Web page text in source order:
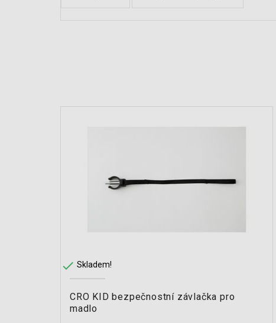
 Skladem!
CRO KID bezpečnostní závlačka pro
madlo